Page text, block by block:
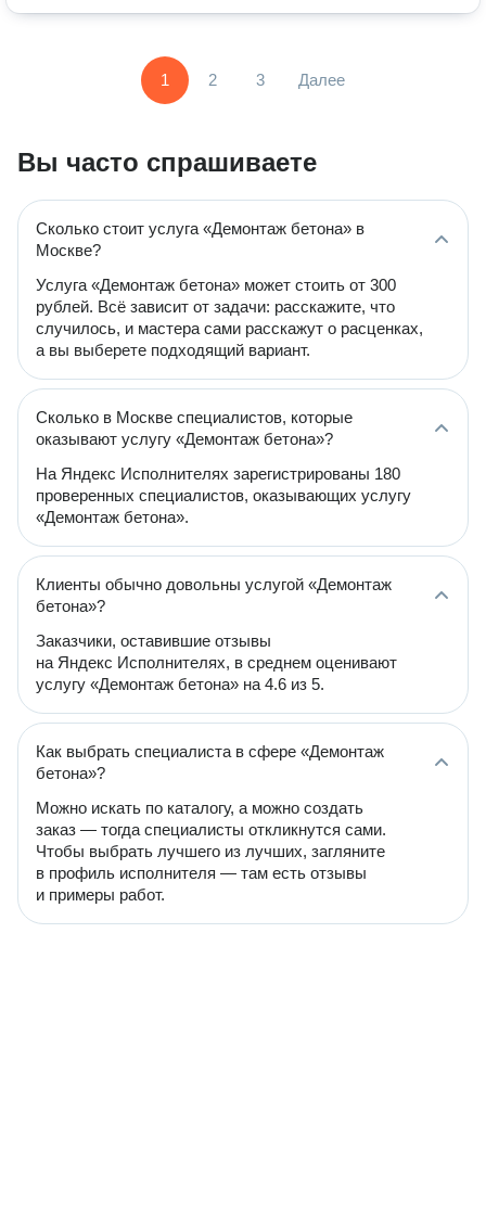
1 2 3 Далее
Вы часто спрашиваете
Сколько стоит услуга «Демонтаж бетона» в
Москве?
Услуга «Демонтаж бетона» может стоить от 300
рублей. Всё зависит от задачи: расскажите, что
случилось, и мастера сами расскажут о расценках,
а вы выберете подходящий вариант.
Сколько в Москве специалистов, которые
оказывают услугу «Демонтаж бетона»?
На Яндекс Исполнителях зарегистрированы 180
проверенных специалистов, оказывающих услугу
«Демонтаж бетона».
Клиенты обычно довольны услугой «Демонтаж
бетона»?
Заказчики, оставившие отзывы
на Яндекс Исполнителях, в среднем оценивают
услугу «Демонтаж бетона» на 4.6 из 5.
Как выбрать специалиста в сфере «Демонтаж
бетона»?
Можно искать по каталогу, а можно создать
заказ — тогда специалисты откликнутся сами.
Чтобы выбрать лучшего из лучших, загляните
в профиль исполнителя — там есть отзывы
и примеры работ.